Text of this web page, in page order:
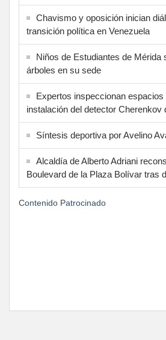
Chavismo y oposición inician
transición política en Venezuela
Niños de Estudiantes de Mérida
árboles en su sede
Expertos inspeccionan
instalación del detector Cherenkov
Síntesis deportiva por Avelino
Alcaldía de Alberto Adriani
Boulevard de la Plaza Bolívar tras
Contenido Patrocinado